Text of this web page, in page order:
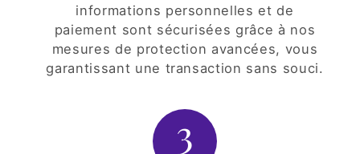
informations personnelles et de
paiement sont sécurisées grâce à nos
mesures de protection avancées, vous
garantissant une transaction sans souci.
3